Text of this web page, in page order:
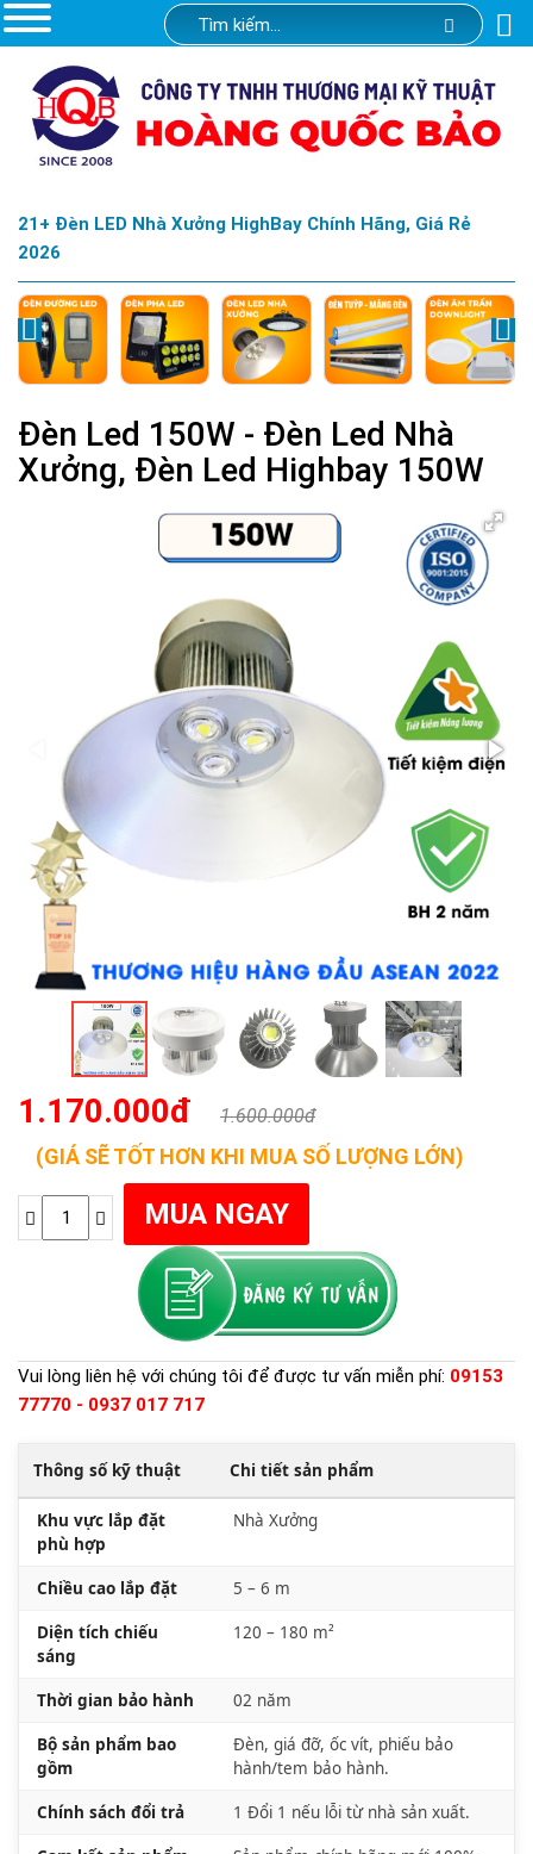
21+ Đèn LED Nhà Xưởng HighBay Chính Hãng, Giá Rẻ
2026
Đèn Led 150W - Đèn Led Nhà
Xưởng, Đèn Led Highbay 150W
1.170.000đ 1.600.000đ
(GIÁ SẼ TỐT HƠN KHI MUA SỐ LƯỢNG LỚN)
Vui lòng liên hệ với chúng tôi để được tư vấn miễn phí: 09153
77770 - 0937 017 717
Thông số kỹ thuật Chi tiết sản phẩm
Khu vực lắp đặt
phù hợp
Nhà Xưởng
Chiều cao lắp đặt 5 – 6 m
Diện tích chiếu
sáng
120 – 180 m²
Thời gian bảo hành 02 năm
Bộ sản phẩm bao
gồm
Đèn, giá đỡ, ốc vít, phiếu bảo
hành/tem bảo hành.
Chính sách đổi trả 1 Đổi 1 nếu lỗi từ nhà sản xuất.